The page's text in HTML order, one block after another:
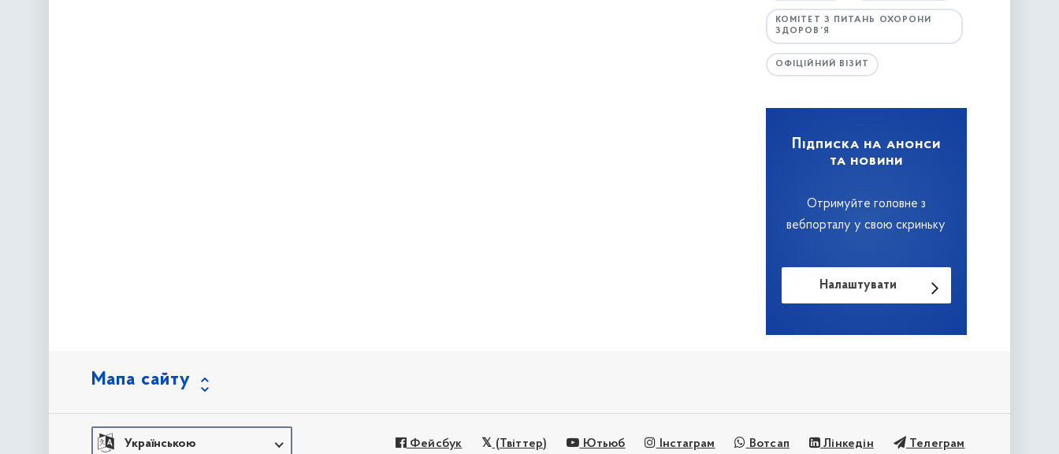
КОМІТЕТ З ПИТАНЬ ОХОРОНИ
ЗДОРОВ’Я
ОФІЦІЙНИЙ ВІЗИТ
Підписка на анонси
та новини
Отримуйте головне з
вебпорталу у свою скриньку
Налаштувати
Мапа сайту
Українською Фейсбук (Твіттер) Ютьюб Інстаграм Вотсап Лінкедін Телеграм